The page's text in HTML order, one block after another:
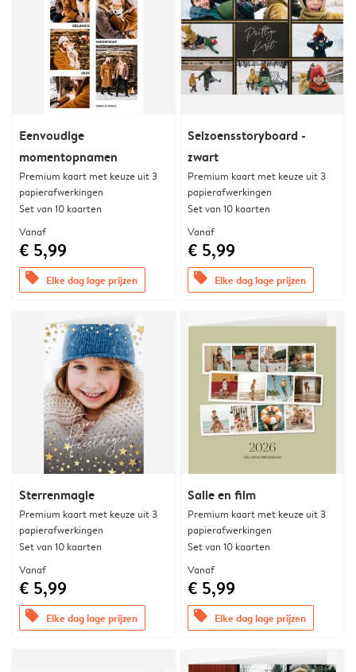
Eenvoudige
momentopnamen
Premium kaart met keuze uit 3
papierafwerkingen
Set van 10 kaarten
Vanaf
€ 5,99
offers Elke dag lage prijzen
Seizoensstoryboard -
zwart
Premium kaart met keuze uit 3
papierafwerkingen
Set van 10 kaarten
Vanaf
€ 5,99
offers Elke dag lage prijzen
Sterrenmagie
Premium kaart met keuze uit 3
papierafwerkingen
Set van 10 kaarten
Vanaf
€ 5,99
offers Elke dag lage prijzen
Salie en film
Premium kaart met keuze uit 3
papierafwerkingen
Set van 10 kaarten
Vanaf
€ 5,99
offers Elke dag lage prijzen